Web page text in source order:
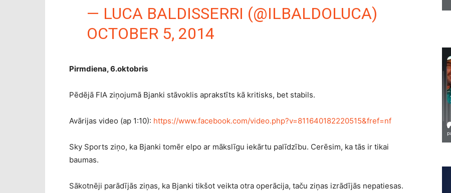
— LUCA BALDISSERRI (@ILBALDOLUCA)
OCTOBER 5, 2014
Pirmdiena, 6.oktobris
Pēdējā FIA ziņojumā Bjanki stāvoklis aprakstīts kā kritisks, bet stabils.
Avārijas video (ap 1:10): https://www.facebook.com/video.php?v=811640182220515&fref=nf
Sky Sports ziņo, ka Bjanki tomēr elpo ar mākslīgu iekārtu palīdzību. Cerēsim, ka tās ir tikai
baumas.
Sākotnēji parādījās ziņas, ka Bjanki tikšot veikta otra operācija, taču ziņas izrādījās nepatiesas.